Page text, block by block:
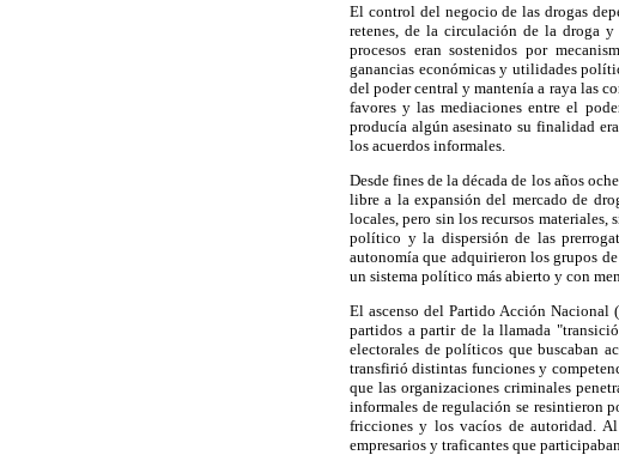
El control del negocio de las drogas
retenes, de la circulación de la droga
procesos eran sostenidos por
ganancias económicas y utilidades
del poder central y mantenía a raya las
favores y las mediaciones entre el
producía algún asesinato su finalidad
los acuerdos informales.
Desde fines de la década de los años
libre a la expansión del mercado de
locales, pero sin los recursos
político y la dispersión de las
autonomía que adquirieron los grupos
un sistema político más abierto y con
El ascenso del Partido Acción Nacional
partidos a partir de la llamada
electorales de políticos que buscaban
transfirió distintas funciones y
que las organizaciones criminales
informales de regulación se resintieron
fricciones y los vacíos de autoridad.
empresarios y traficantes que